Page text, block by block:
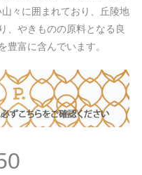
々に囲まれており、丘陵地
、やきものの原料となる良
豊富に含んでいます。